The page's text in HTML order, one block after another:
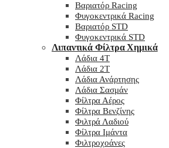
Βαριατόρ Racing
Φυγοκεντρικά Racing
Βαριατόρ STD
Φυγοκεντρικά STD
Λιπαντικά Φίλτρα Χημικά
Λάδια 4T
Λάδια 2T
Λάδια Ανάρτησης
Λάδια Σασμάν
Φίλτρα Αέρος
Φίλτρα Βενζίνης
Φιλτρά Λαδιού
Φίλτρα Ιμάντα
Φιλτροχοάνες